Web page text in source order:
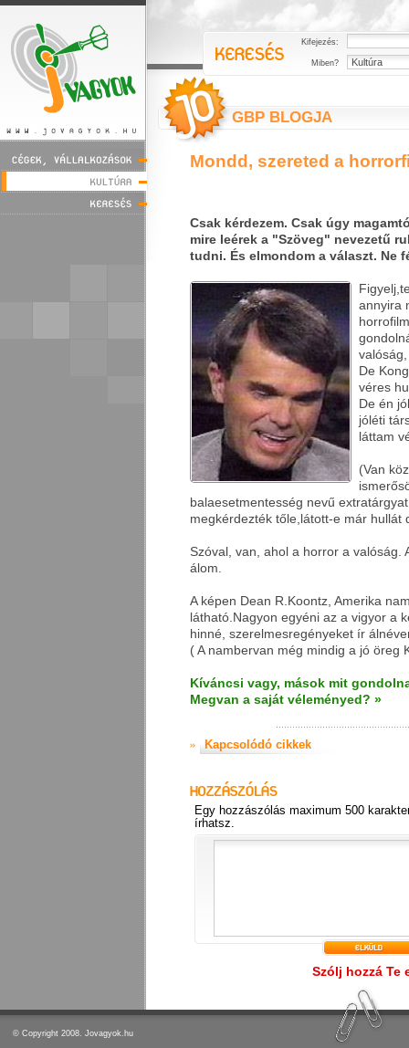
Kifejezés:
Miben?
GBP BLOGJA
Mondd, szereted a
Csak kérdezem. Csak úgy
mire leérek a "Szöveg" nevezetű
tudni. És elmondom a választ. Ne
annyira
De
véres
De én
jóléti
láttam
(Van
balaesetmentesség nevű
megkérdezték tőle,látott-e már hullát
Szóval, van, ahol a horror a valóság.
álom.
A képen Dean R.Koontz, Amerika
látható.Nagyon egyéni az a vigyor a
hinné, szerelmesregényeket ír
( A nambervan még mindig a jó öreg
Kíváncsi vagy, mások mit
Megvan a saját véleményed? »
Kapcsolódó cikkek
A kör ( amerikai horror)
Négy középiskolás lány hal
Szívmegállás...
Dean R. Koontz: Hideg
misztikus kalandregény.
Élvezetes,izgalmas olv...
Bezár
Egy hozzászólás maximum 500
írhatsz.
Szólj hozzá Te
© Copyright 2008. Jovagyok.hu